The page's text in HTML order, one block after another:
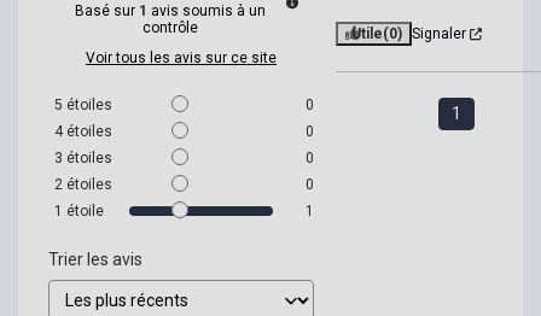
Basé sur 1 avis soumis à un
contrôle
Voir tous les avis sur ce site
5 étoiles
0
4 étoiles
0
3 étoiles
0
2 étoiles
0
1 étoile 1
Trier les avis
Utile(0) Signaler
1